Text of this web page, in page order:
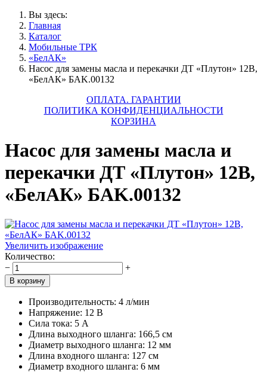
Вы здесь:
Главная
Каталог
Мобильные ТРК
«БелАК»
Насос для замены масла и перекачки ДТ «Плутон» 12В,
«БелАК» БAK.00132
ОПЛАТА. ГАРАНТИИ
ПОЛИТИКА КОНФИДЕНЦИАЛЬНОСТИ
КОРЗИНА
Насос для замены масла и
перекачки ДТ «Плутон» 12В,
«БелАК» БAK.00132
Увеличить изображение
Количество:
−
+
Производительность: 4 л/мин
Напряжение: 12 В
Сила тока: 5 A
Длина выходного шланга: 166,5 см
Диаметр выходного шланга: 12 мм
Длина входного шланга: 127 см
Диаметр входного шланга: 6 мм